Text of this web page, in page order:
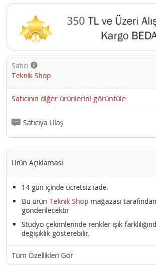
Satıcı
Teknik Shop
Satıcının diğer ürünlerini görüntüle
Satıcıya Ulaş
Ürün Açıklaması
14 gün içinde ücretsiz iade.
Bu ürün Teknik Shop mağazası tarafından
gönderilecektir
Stüdyo çekimlerinde renkler ışık
değişiklik gösterebilir.
Tüm Özellikleri Gör